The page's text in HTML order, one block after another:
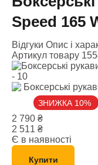
Speed 165
Відгуки Опис і
Артикул товару
ЗНИЖКА 10%
2 790 ₴
2 511 ₴
Є в наявності
Купити